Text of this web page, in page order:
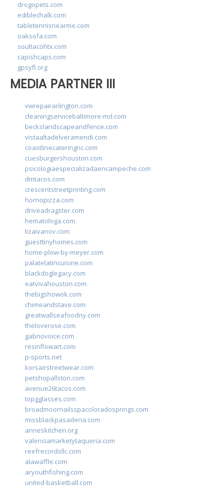
drogopets.com
ediblechalk.com
tabletennisnearme.com
oaksofa.com
soultacohtx.com
capishcaps.com
gpsyfl.org
MEDIA PARTNER III
vwrepairarlington.com
cleaningservicebaltimore-md.com
beckslandscapeandfence.com
vistaaltadelveramendi.com
coastlinecateringnc.com
cuesburgershouston.com
psicologiaespecializadaencampeche.com
dmtacos.com
crescentstreetprinting.com
hornopizza.com
driveadragster.com
hematologa.com
lizaivanov.com
guesttinyhomes.com
home-plow-by-meyer.com
palatelatincuisine.com
blackdoglegacy.com
eatvivahouston.com
thebigshowok.com
chimeandstave.com
greatwallseafoodny.com
theloverose.com
gabriovoice.com
resinflowart.com
p-sports.net
korsairstreetwear.com
petshopallston.com
avenue26tacos.com
topgglasses.com
broadmoornailsspacoloradosprings.com
missblackpasadena.com
anneskitchen.org
valenciamarketytaqueria.com
reefrecordsllc.com
alawaffle.com
aryouthfishing.com
united-basketball.com